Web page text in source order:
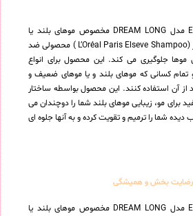
شامپو لورآل سری ELSEVE مدل DREAM LONG مخصوص موهای بلند یا
آسیب دیده 360 میلی لیتر (L’Oréal Paris Elseve Shampoo ) محصولی ضد
جلوگیری می کند. این محصول برای انواع
کسانی که موهای بلند و یا موهای ضعیف و
از آن استفاده کنند. این محصول بواسطه ساختار
برای مو، زیبایی موهای بلند شما را دوچندان می
شما را ترمیم و تقویت کرده و به آنها جلوه ای
رضایت بخش و همیشگی
شامپو لورآل سری ELSEVE مدل DREAM LONG مخصوص موهای بلند یا